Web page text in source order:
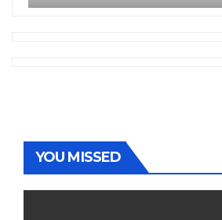
YOU MISSED